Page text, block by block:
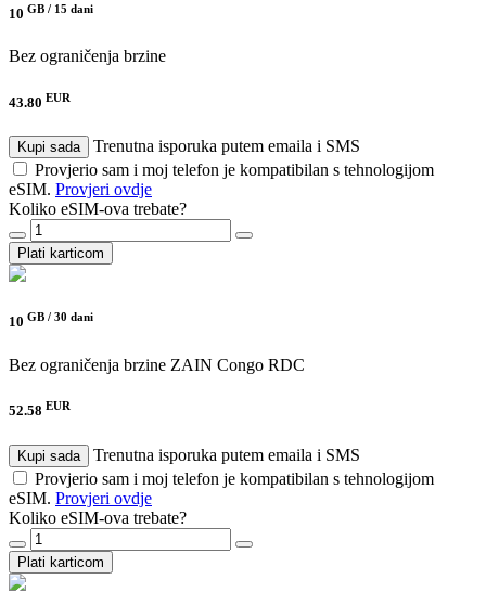
10 GB / 15 dani
Bez ograničenja brzine
43.80 EUR
Kupi sada
Trenutna isporuka putem emaila i SMS
Provjerio sam i moj telefon je kompatibilan s tehnologijom
eSIM. Provjeri ovdje
Koliko eSIM-ova trebate?
Plati karticom
10 GB / 30 dani
Bez ograničenja brzine ZAIN Congo RDC
52.58 EUR
Kupi sada
Trenutna isporuka putem emaila i SMS
Provjerio sam i moj telefon je kompatibilan s tehnologijom
eSIM. Provjeri ovdje
Koliko eSIM-ova trebate?
Plati karticom